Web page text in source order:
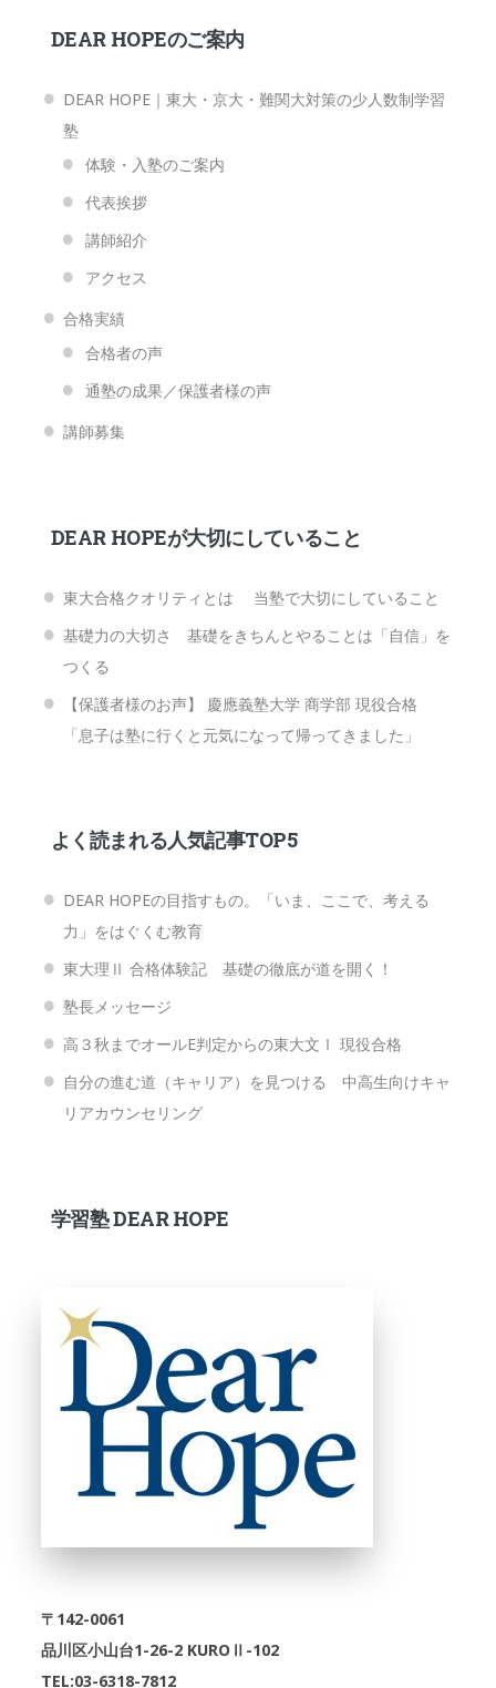
DEAR HOPEのご案内
DEAR HOPE｜東大・京大・難関大対策の少人数制学習
塾
体験・入塾のご案内
代表挨拶
講師紹介
アクセス
合格実績
合格者の声
通塾の成果／保護者様の声
講師募集
DEAR HOPEが大切にしていること
東大合格クオリティとは 当塾で大切にしていること
基礎力の大切さ 基礎をきちんとやることは「自信」を
つくる
【保護者様のお声】 慶應義塾大学 商学部 現役合格
「息子は塾に行くと元気になって帰ってきました」
よく読まれる人気記事TOP5
DEAR HOPEの目指すもの。「いま、ここで、考える
力」をはぐくむ教育
東大理Ⅱ 合格体験記 基礎の徹底が道を開く！
塾長メッセージ
高３秋までオールE判定からの東大文Ⅰ 現役合格
自分の進む道（キャリア）を見つける 中高生向けキャ
リアカウンセリング
学習塾 DEAR HOPE
〒142-0061
品川区小山台1-26-2 KUROⅡ-102
TEL:03-6318-7812